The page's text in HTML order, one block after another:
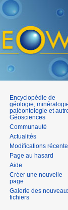
Encyclopédie de
géologie,
paléontologie et
Géosciences
Communauté
Actualités
Modifications
Page au hasard
Aide
Créer une nouvelle
page
Galerie des
fichiers